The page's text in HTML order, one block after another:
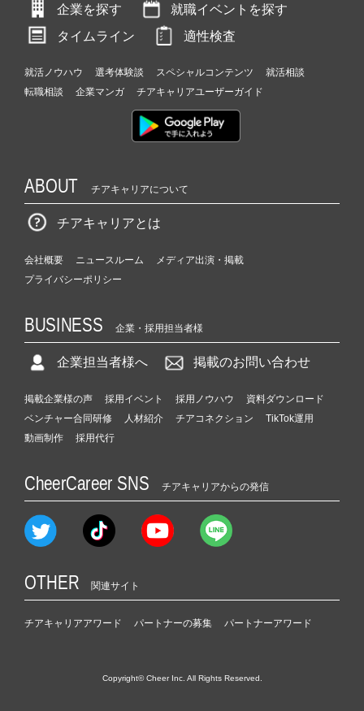
ン
チ
ャ
ー・
成
業
ら
カ
届
就
サ
イ
キ
ャ
リ
ア
e
r
r
企業を探す
就職イベントを探す
タイムライン
適性検査
就活ノウハウ 選考体験談 スペシャルコンテンツ
就活相談
転職相談
企業マンガ チアキャリアユーザーガイド
ABOUT チアキャリアについて
チアキャリアとは
会社概要 ニュースルーム
メディア出演・掲載
プライバシーポリシー
BUSINESS 企業・採用担当者様
企業担当者様へ 掲載のお問い合わせ
掲載企業様の声 採用イベント 採用ノウハウ
資料ダウンロード
ベンチャー合同研修
人材紹介 チアコネクション
TikTok運用
動画制作
採用代行
CheerCareer SNS チアキャリアからの発信
OTHER 関連サイト
チアキャリアアワード パートナーの募集 パートナーアワード
Copyright© Cheer Inc. All Rights Reserved.